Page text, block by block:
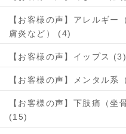
【お客様の声】アレルギー
膚炎など） (4)
【お客様の声】イップス (3)
【お客様の声】メンタル
【お客様の声】下肢痛（坐
(15)